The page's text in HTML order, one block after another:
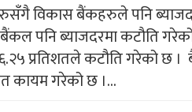
विकास बैंकहरुले पनि
पनि ब्याजदरमा कटौति
प्रतिशतले कटौति गरेको छ
कायम गरेको छ ।...